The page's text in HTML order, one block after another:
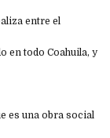
entre el
en todo Coahuila, y
es una obra social